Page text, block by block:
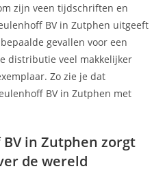
zijn veen tijdschriften en
BV in Zutphen uitgeeft
gevallen voor een
distributie veel makkelijker
Zo zie je dat
BV in Zutphen met
in Zutphen zorgt
de wereld